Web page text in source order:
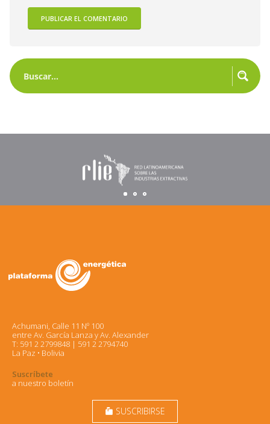
Achumani, Calle 11 Nº 100
entre Av. García Lanza y Av. Alexander
T: 591 2 2799848 | 591 2 2794740
La Paz • Bolivia
Suscríbete
a nuestro boletín
markunread_mailbox SUSCRIBIRSE